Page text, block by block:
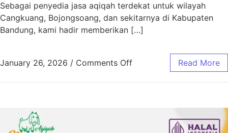
Sebagai penyedia jasa aqiqah terdekat untuk wilayah
Cangkuang, Bojongsoang, dan sekitarnya di Kabupaten
Bandung, kami hadir memberikan […]
January 26, 2026 / Comments Off Read More